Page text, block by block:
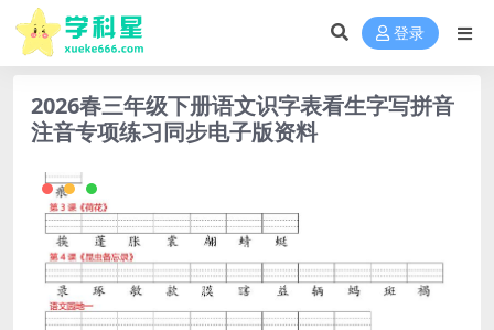
登录
2026春三年级下册语文识字表看生字写拼音
注音专项练习同步电子版资料